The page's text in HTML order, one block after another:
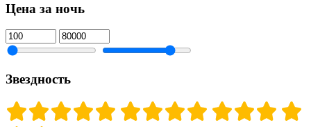
Цена за ночь
Звездность